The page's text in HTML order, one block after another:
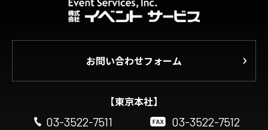
お問い合わせフォーム
【東京本社】
03-3522-7511
03-3522-7512